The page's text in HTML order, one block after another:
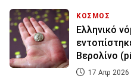
ΚΟΣΜΟΣ
Ελληνικό
Βερολίνο
17 Απρ 2026